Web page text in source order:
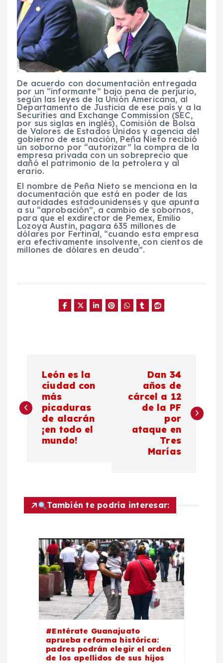
De acuerdo con documentación entregada
por un “informante” bajo pena de perjurio,
según las leyes de la Unión Americana, al
Departamento de Justicia de ese país y a la
Securities and Exchange Commission (SEC,
por sus siglas en inglés), Comisión de Bolsa
de Valores de Estados Unidos y agencia del
gobierno de esa nación, Peña Nieto recibió
un soborno por “autorizar” la compra de la
empresa privada con un sobreprecio que
dañó el patrimonio de la petrolera y al
erario.
El nombre de Peña Nieto se menciona en la
documentación que está en poder de las
autoridades estadounidenses y que apunta
a su “aprobación”, a cambio de sobornos,
para que el exdirector de Pemex, Emilio
Lozoya Austin, pagara 635 millones de
dólares por Fertinal, “cuando esta empresa
era efectivamente insolvente, con cientos de
millones de dólares en deuda”.
v
c
León es la
ciudad con
más
picaduras
de alacrán
¡en todo el
mundo!
Dan 34
años de
cárcel a 12
de la PF
por
ataque en
Tres
Marías
También te podría interesar:
#Entérate Guanajuato
aprueba reforma histórica:
padres podrán elegir el orden
de los apellidos de sus hijos